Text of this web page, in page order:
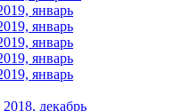
январь
январь
январь
январь
январь
декабрь